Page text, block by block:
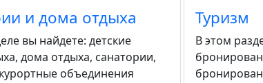
и дома отдыха
вы найдете:детские
,дома отдыха, санатории,
объединения
Туризм
В этом